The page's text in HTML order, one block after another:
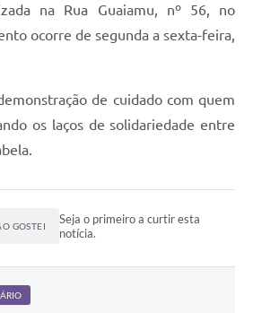
na Rua Guaiamu, nº 56, no
ocorre de segunda a sexta-feira,
de cuidado com quem
os laços de solidariedade entre
GOSTEI
Seja o primeiro a curtir esta
notícia.